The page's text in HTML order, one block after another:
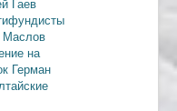
Маслов
на
Герман